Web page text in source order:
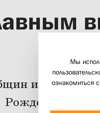
и братств
Мы
ознакомиться